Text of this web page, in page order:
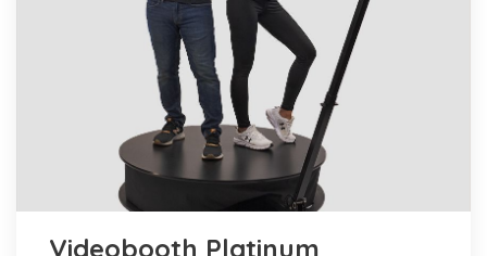
Videobooth Platinum